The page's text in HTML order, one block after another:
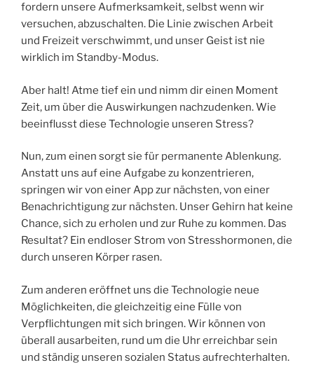
fordern unsere Aufmerksamkeit, selbst wenn wir
versuchen, abzuschalten. Die Linie zwischen Arbeit
und Freizeit verschwimmt, und unser Geist ist nie
wirklich im Standby-Modus.
Aber halt! Atme tief ein und nimm dir einen Moment
Zeit, um über die Auswirkungen nachzudenken. Wie
beeinflusst diese Technologie unseren Stress?
Nun, zum einen sorgt sie für permanente Ablenkung.
Anstatt uns auf eine Aufgabe zu konzentrieren,
springen wir von einer App zur nächsten, von einer
Benachrichtigung zur nächsten. Unser Gehirn hat keine
Chance, sich zu erholen und zur Ruhe zu kommen. Das
Resultat? Ein endloser Strom von Stresshormonen, die
durch unseren Körper rasen.
Zum anderen eröffnet uns die Technologie neue
Möglichkeiten, die gleichzeitig eine Fülle von
Verpflichtungen mit sich bringen. Wir können von
überall ausarbeiten, rund um die Uhr erreichbar sein
und ständig unseren sozialen Status aufrechterhalten.